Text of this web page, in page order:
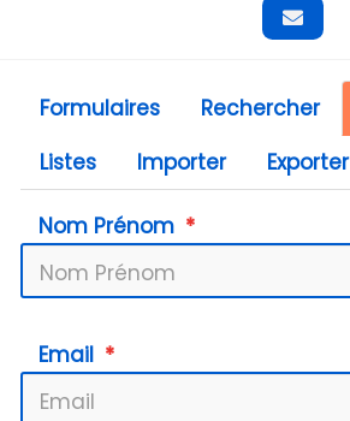
Formulaires Rechercher
Listes
Importer Exporter
Nom Prénom
Email